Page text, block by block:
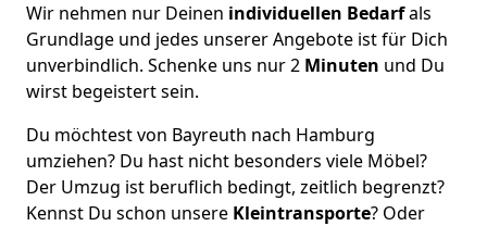
Wir nehmen nur Deinen individuellen Bedarfals
Grundlage und jedes unserer Angebote ist für Dich
unverbindlich. Schenke uns nur 2 Minuten und Du
wirst begeistert sein.
Du möchtest von Bayreuth nach Hamburg
umziehen? Du hast nicht besonders viele Möbel?
Der Umzug ist beruflich bedingt, zeitlich begrenzt?
Kennst Du schon unsere Kleintransporte? Oder